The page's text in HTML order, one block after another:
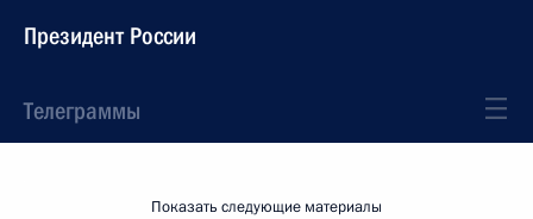
Президент России
Телеграммы
Показать следующие материалы